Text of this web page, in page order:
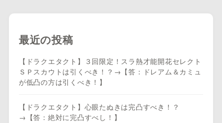
最近の投稿
【ドラクエタクト】３回限定！スラ熱才能開花セレクト
ＳＰスカウトは引くべき！？→【答：ドレアム＆カミュ
が低凸の方は引くべき！】
【ドラクエタクト】心眼たぬきは完凸すべき！？
→【答：絶対に完凸すべし！】